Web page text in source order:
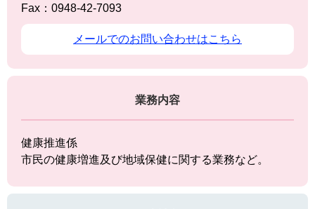
Fax：0948-42-7093
メールでのお問い合わせはこちら
業務内容
健康推進係
市民の健康増進及び地域保健に関する業務など。